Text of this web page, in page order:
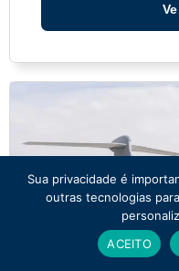
Sua privacidade é
outras tecnologias
ACEITO